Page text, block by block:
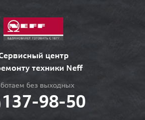
центр
техники Neff
без выходных
137-98-50